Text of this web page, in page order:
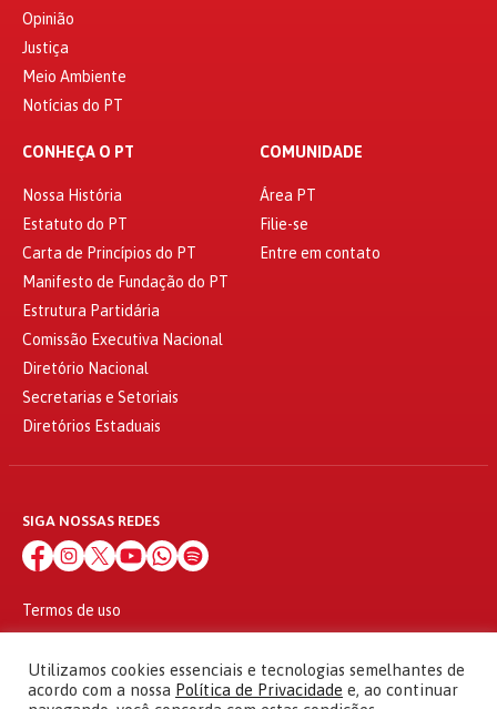
Opinião
Justiça
Meio Ambiente
Notícias do PT
CONHEÇA O PT
Nossa História
Estatuto do PT
Carta de Princípios do PT
Manifesto de Fundação do PT
Estrutura Partidária
Comissão Executiva Nacional
Diretório Nacional
Secretarias e Setoriais
Diretórios Estaduais
COMUNIDADE
Área PT
Filie-se
Entre em contato
SIGA NOSSAS REDES
Termos de uso
© 2010 - 2026
Partido dos Trabalhadores Todos os direitos reservados
Utilizamos cookies essenciais e tecnologias semelhantes de
acordo com a nossa Política de Privacidade e, ao continuar